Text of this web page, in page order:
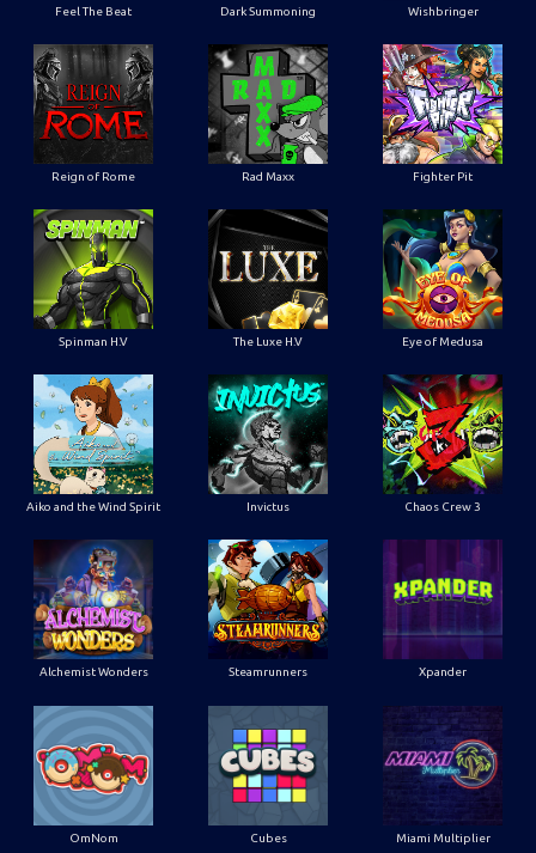
Feel The Beat Dark Summoning Wishbringer
Reign of Rome Rad Maxx Fighter Pit
Spinman H.V The Luxe H.V Eye of Medusa
Aiko and the Wind Spirit Invictus Chaos Crew 3
Alchemist Wonders Steamrunners Xpander
OmNom Cubes Miami Multiplier